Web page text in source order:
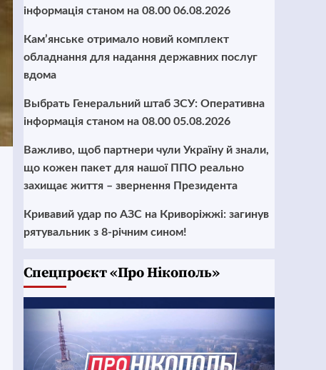
інформація станом на 08.00 06.08.2026
Кам’янське отримало новий комплект
обладнання для надання державних послуг
вдома
Выбрать Генеральний штаб ЗСУ: Оперативна
інформація станом на 08.00 05.08.2026
Важливо, щоб партнери чули Україну й знали,
що кожен пакет для нашої ППО реально
захищає життя – звернення Президента
Кривавий удар по АЗС на Криворіжжі: загинув
рятувальник з 8-річним сином!
Cпецпроєкт «Про Нікополь»